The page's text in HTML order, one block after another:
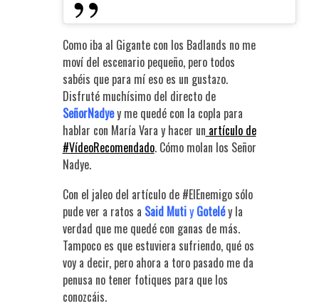
Como iba al Gigante con los Badlands no me
moví del escenario pequeño, pero todos
sabéis que para mí eso es un gustazo.
Disfruté muchísimo del directo de
SeñorNadyey me quedé con la copla para
hablar con María Vara y hacer un artículo de
#VídeoRecomendado. Cómo molan los Señor
Nadye.
Con el jaleo del artículo de #ElEnemigo sólo
pude ver a ratos a Said MutiyGoteléy la
verdad que me quedé con ganas de más.
Tampoco es que estuviera sufriendo, qué os
voy a decir, pero ahora a toro pasado me da
penusa no tener fotiques para que los
conozcáis.